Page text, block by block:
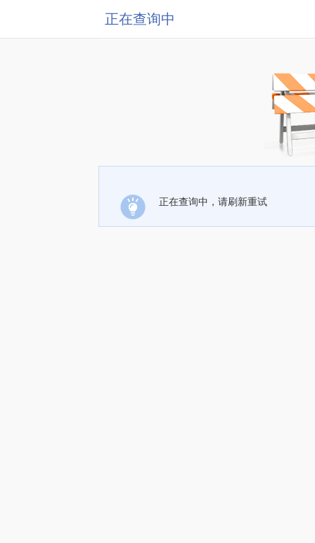
正在查询中
正在查询中，请刷新重试